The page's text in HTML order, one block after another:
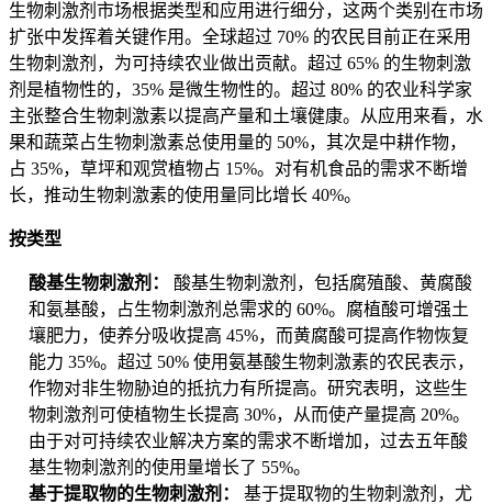
生物刺激剂市场根据类型和应用进行细分，这两个类别在市场
扩张中发挥着关键作用。全球超过 70% 的农民目前正在采用
生物刺激剂，为可持续农业做出贡献。超过 65% 的生物刺激
剂是植物性的，35% 是微生物性的。超过 80% 的农业科学家
主张整合生物刺激素以提高产量和土壤健康。从应用来看，水
果和蔬菜占生物刺激素总使用量的 50%，其次是中耕作物，
占 35%，草坪和观赏植物占 15%。对有机食品的需求不断增
长，推动生物刺激素的使用量同比增长 40%。
按类型
酸基生物刺激剂： 酸基生物刺激剂，包括腐殖酸、黄腐酸
和氨基酸，占生物刺激剂总需求的 60%。腐植酸可增强土
壤肥力，使养分吸收提高 45%，而黄腐酸可提高作物恢复
能力 35%。超过 50% 使用氨基酸生物刺激素的农民表示，
作物对非生物胁迫的抵抗力有所提高。研究表明，这些生
物刺激剂可使植物生长提高 30%，从而使产量提高 20%。
由于对可持续农业解决方案的需求不断增加，过去五年酸
基生物刺激剂的使用量增长了 55%。
基于提取物的生物刺激剂： 基于提取物的生物刺激剂，尤